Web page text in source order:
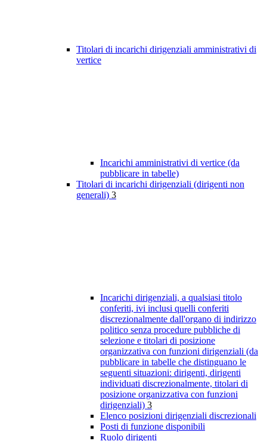
Titolari di incarichi dirigenziali amministrativi di
vertice
Incarichi amministrativi di vertice (da
pubblicare in tabelle)
Titolari di incarichi dirigenziali (dirigenti non
generali) 3
Incarichi dirigenziali, a qualsiasi titolo
conferiti, ivi inclusi quelli conferiti
discrezionalmente dall'organo di indirizzo
politico senza procedure pubbliche di
selezione e titolari di posizione
organizzativa con funzioni dirigenziali (da
pubblicare in tabelle che distinguano le
seguenti situazioni: dirigenti, dirigenti
individuati discrezionalmente, titolari di
posizione organizzativa con funzioni
dirigenziali) 3
Elenco posizioni dirigenziali discrezionali
Posti di funzione disponibili
Ruolo dirigenti